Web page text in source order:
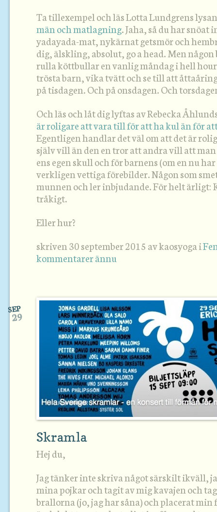
Ta tillexempel och läs Lotta Lundgrens
män och matlagning. Jaha, så du har snöat
yadayada-mat, nykärnat getsmör och
dig, älskling, absolut, go a head. Men
rulla köttbullar en vanlig måndag i hell
trösta barn, vika tvätt och se till att
på tisdagen. Och på onsdagen. Och
Och läs och låt dig lyftas av Rebecka
är roligare att vara till för att ha kul än för
Egentligen handlar det väl om att det är
själv vill än den en tror att andra vill att man
ens egen skull och för barnens (om en nu
verkligen vettiga förebilder. Någon som
munnen och ler inbjudande. För helt ärligt:
tråkigt.
Eller hur?
skriven 30 september 2015 av kaosyoga i
kommentarer ännu
Skramla
SEP
29
Hej du,
Jag tänker inte skriva något särskilt ikväll,
mina pojkar och tagit av mig kavajen och
brallorna (jo, jag har såna) och placerat